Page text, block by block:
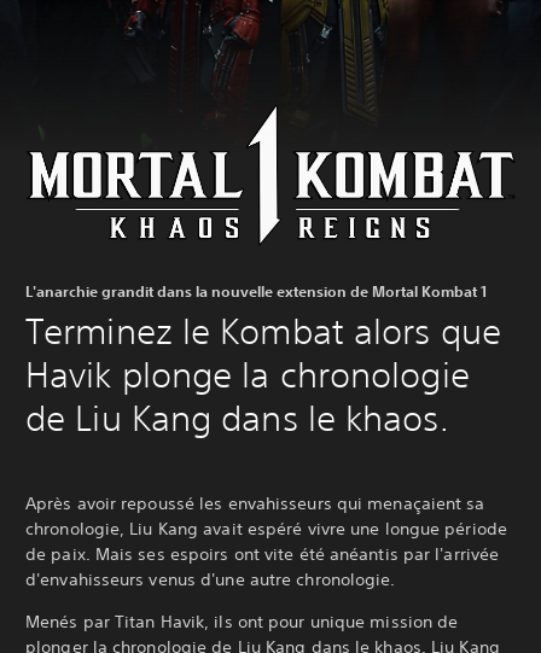
L'anarchie grandit dans la nouvelle extension de Mortal Kombat 1
Terminez le Kombat alors que
Havik plonge la chronologie
de Liu Kang dans le khaos.‎
Après avoir repoussé les envahisseurs qui menaçaient sa
chronologie, Liu Kang avait espéré vivre une longue période
de paix. Mais ses espoirs ont vite été anéantis par l'arrivée
d'envahisseurs venus d'une autre chronologie.
Menés par Titan Havik, ils ont pour unique mission de
plonger la chronologie de Liu Kang dans le khaos. Liu Kang